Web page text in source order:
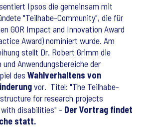
Ipsos die gemeinsam mit
"Teilhabe-Community", die für
GOR Impact and Innovation Award
Award) nominiert wurde. Am
stellt Dr. Robert Grimm die
Anwendungsbereiche der
des Wahlverhaltens von
vor. Titel: "The Teilhabe-
for research projects
disabilities" - Der Vortrag findet
statt.